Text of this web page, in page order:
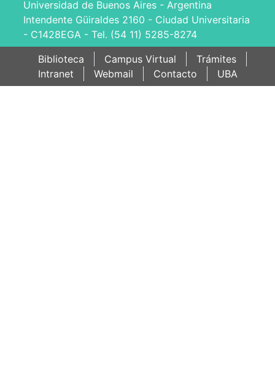
Universidad de Buenos Aires - Argentina
Intendente Güiraldes 2160 - Ciudad Universitaria
- C1428EGA - Tel. (54 11) 5285-8274
Biblioteca
Campus Virtual
Trámites
Intranet
Webmail Contacto UBA